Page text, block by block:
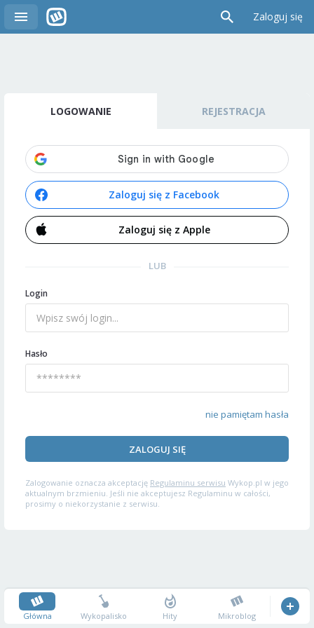
Zaloguj się
LOGOWANIE REJESTRACJA
Zaloguj się z Facebook
Zaloguj się z Apple
LUB
Login
Hasło
nie pamiętam hasła
ZALOGUJ SIĘ
Zalogowanie oznacza akceptację Regulaminu serwisu Wykop.pl w jego
aktualnym brzmieniu. Jeśli nie akceptujesz Regulaminu w całości,
prosimy o niekorzystanie z serwisu.
Główna Wykopalisko Hity Mikroblog